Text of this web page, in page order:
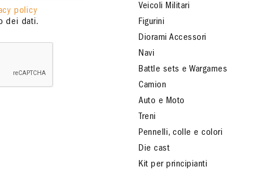
policy
dei dati.
Veicoli Militari
Figurini
Diorami Accessori
Navi
Battle sets e Wargames
Camion
Auto e Moto
Treni
Pennelli, colle e colori
Die cast
Kit per principianti